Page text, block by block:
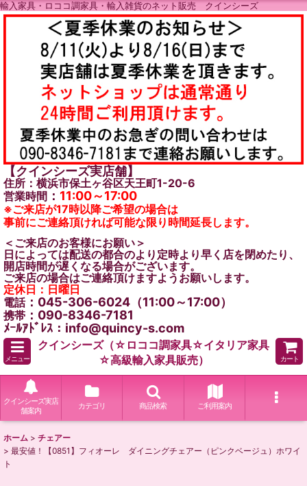
輸入家具・ロココ調家具・輸入雑貨のネット販売 クインシーズ
【クインシーズ実店舗】
住所：横浜市保土ヶ谷区天王町1-20-6
営業時間 ： 11:00～17:00
※ご来店が17時以降ご希望の場合は
事前にご連絡頂ければ可能な限り時間延長します。
＜ご来店のお客様にお願い＞
日によっては配送の都合のより定時より早く店を閉めたり、
開店時間が遅くなる場合がございます。
ご来店の場合はご連絡頂けますようお願いします。
定休日：日曜日
電話：045-306-6024（11:00～17:00）
携帯 ：090-8346-7181
ﾒｰﾙｱﾄﾞﾚｽ：info@quincy-s.com
メニュー
クインシーズ（☆ロココ調家具☆イタリア家具
☆高級輸入家具販売）
カート
クインシーズ実店
舗案内
カテゴリ 商品検索 ご利用案内
ホーム > チェアー
> 最安値！【0851】フィオーレ ダイニングチェアー（ピンクベージュ）ホワイ
ト